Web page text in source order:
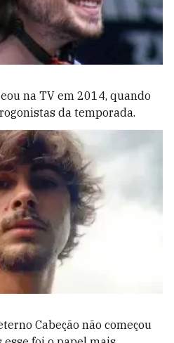
na TV em 2014, quando
da temporada.
Cabeção não começou